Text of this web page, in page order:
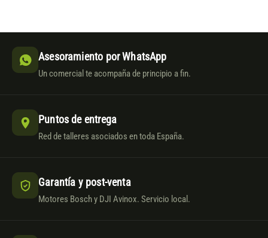
Asesoramiento por WhatsApp
Un comercial te acompaña de principio a fin.
Puntos de entrega
Red de talleres asociados en toda España.
Garantía y post-venta
Motores Bosch y DJI Avinox. Servicio local.